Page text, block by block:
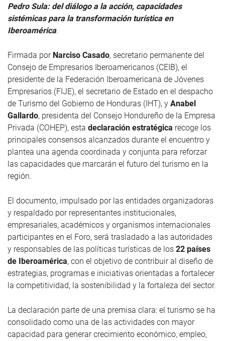
Pedro Sula: del diálogo a la acción, capacidades
sistémicas para la transformación turística en
Iberoamérica.
Firmada por Narciso Casado, secretario permanente del
Consejo de Empresarios Iberoamericanos (CEIB), el
presidente de la Federación Iberoamericana de Jóvenes
Empresarios (FIJE), el secretario de Estado en el despacho
de Turismo del Gobierno de Honduras (IHT), y Anabel
Gallardo, presidenta del Consejo Hondureño de la Empresa
Privada (COHEP), esta declaración estratégica recoge los
principales consensos alcanzados durante el encuentro y
plantea una agenda coordinada y conjunta para reforzar
las capacidades que marcarán el futuro del turismo en la
región.
El documento, impulsado por las entidades organizadoras
y respaldado por representantes institucionales,
empresariales, académicos y organismos internacionales
participantes en el Foro, será trasladado a las autoridades
y responsables de las políticas turísticas de los 22 países
de Iberoamérica, con el objetivo de contribuir al diseño de
estrategias, programas e iniciativas orientadas a fortalecer
la competitividad, la sostenibilidad y la fortaleza del sector.
La declaración parte de una premisa clara: el turismo se ha
consolidado como una de las actividades con mayor
capacidad para generar crecimiento económico, empleo,